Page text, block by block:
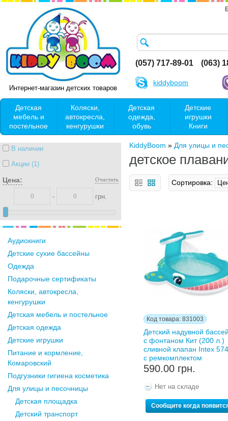
Интернет-магазин детских товаров
(057) 717-89-01 (063)
kiddyboom
Детская
мебель и
постельное
Коляски,
автокресла,
кенгурушки
Детская
одежда,
обувь
Детские
игрушки
Книги
В наличии
Акции (1)
Очистить
Цена:
- грн.
Аудиокниги
Детские сухие бассейны
Одежда
Подарочные сертификаты
Коляски, автокресла,
кенгурушки
Детская мебель и постельное
Детская одежда
Детские игрушки
Питание и кормление,
Комаровский
Подгузники гигиена косметика
Для улицы и песочницы
Детская площадка
Детский транспорт
KiddyBoom » Для улицы и
детское
Сортировка:
Код товара: 831003
Детский надувной
с фонтаном Кит (200 л.)
сливной клапан Intex
с ремкомплектом
590.00 грн.
Нет на складе
Сообщите когда